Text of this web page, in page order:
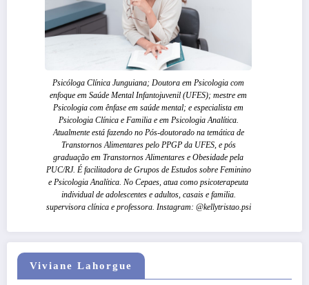
Psicóloga Clínica Junguiana; Doutora em Psicologia com
enfoque em Saúde Mental Infantojuvenil (UFES); mestre em
Psicologia com ênfase em saúde mental; e especialista em
Psicologia Clínica e Familia e em Psicologia Analítica.
Atualmente está fazendo no Pós-doutorado na temática de
Transtornos Alimentares pelo PPGP da UFES, e pós
graduação em Transtornos Alimentares e Obesidade pela
PUC/RJ. É facilitadora de Grupos de Estudos sobre Feminino
e Psicologia Analítica. No Cepaes, atua como psicoterapeuta
individual de adolescentes e adultos, casais e familia.
supervisora clínica e professora. Instagram: @kellytristao.psi
Viviane Lahorgue